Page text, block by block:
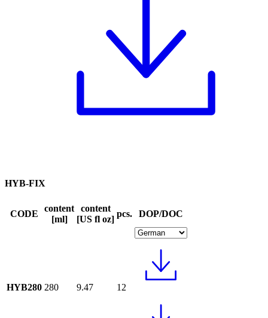
HYB-FIX
CODE
content
[ml]
content
[US fl oz]
pcs. DOP/DOC
HYB280 280 9.47 12